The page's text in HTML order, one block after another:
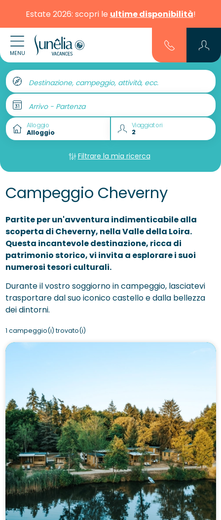
Estate 2026: scopri le ultime disponibilità!
MENU
Destinazione, campeggio, attività, ecc.
Arrivo - Partenza
Alloggio Viaggiatori
Filtrare la mia ricerca
Campeggio Cheverny
Partite per un'avventura indimenticabile alla
scoperta di Cheverny, nella Valle della Loira.
Questa incantevole destinazione, ricca di
patrimonio storico, vi invita a esplorare i suoi
numerosi tesori culturali.
Durante il vostro soggiorno in campeggio, lasciatevi
trasportare dal suo iconico castello e dalla bellezza
dei dintorni.
1 campeggio(i) trovato(i)